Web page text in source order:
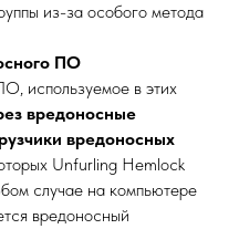
из-за особого метода
ПО
используемое в этих
вредоносные
вредоносных
Unfurling Hemlock
случае на компьютере
вредоносный